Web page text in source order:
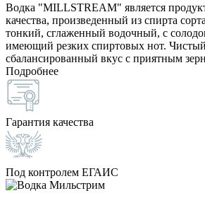
Водка "MILLSTREAM" является
качества, произведенный из спирта
тонкий, сглаженный водочный, с
имеющий резких спиртовых нот.
сбалансированный вкус с приятным
Подробнее
Гарантия качества
Под контролем ЕГАИС